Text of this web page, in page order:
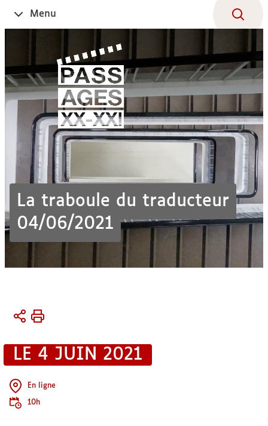
Ouvrir
le
Menu
La traboule du traducteur
04/06/2021
Vous
Accueil
Conférences
séminaires
LE 4 JUIN 2021
En ligne
10h